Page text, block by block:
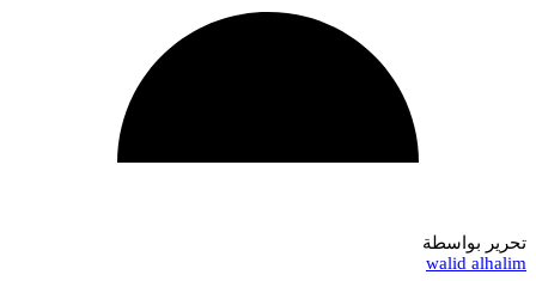
تحرير بواسطة
walid alhalim